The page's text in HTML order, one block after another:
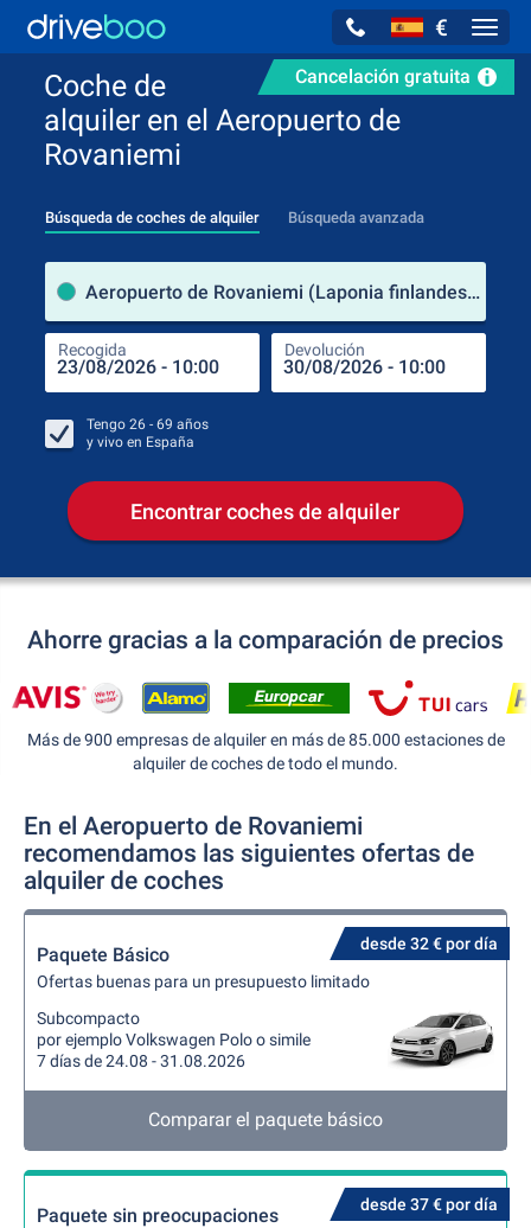
€
Cancelación gratuita
Coche de
alquiler en el Aeropuerto de
Rovaniemi
Búsqueda de coches de alquiler Búsqueda avanzada
Aeropuerto de Rovaniemi (Laponia finlandesa / Finlandia)
Recogida Devolución
Tengo 26 - 69 años
y vivo en España
Encontrar coches de alquiler
Ahorre gracias a la comparación de precios
Más de 900 empresas de alquiler en más de 85.000 estaciones de
alquiler de coches de todo el mundo.
En el Aeropuerto de Rovaniemi
recomendamos las siguientes ofertas de
alquiler de coches
desde 32 € por día
Paquete Básico
Ofertas buenas para un presupuesto limitado
Subcompacto
por ejemplo Volkswagen Polo o simile
7 días de 24.08 - 31.08.2026
Comparar el paquete básico
desde 37 € por día
Paquete sin preocupaciones